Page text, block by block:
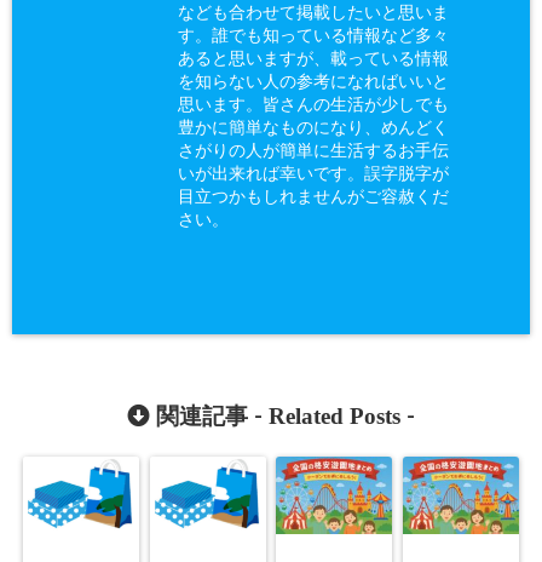
なども合わせて掲載したいと思いま
す。誰でも知っている情報など多々
あると思いますが、載っている情報
を知らない人の参考になればいいと
思います。皆さんの生活が少しでも
豊かに簡単なものになり、めんどく
さがりの人が簡単に生活するお手伝
いが出来れば幸いです。誤字脱字が
目立つかもしれませんがご容赦くだ
さい。
関連記事 - Related Posts -